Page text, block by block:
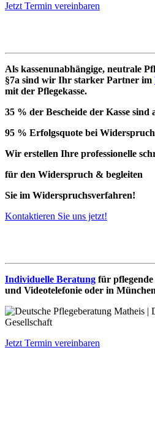
Jetzt Termin vereinbaren
Als kassenunabhängige, neutrale
§7a sind wir Ihr starker Partner im
mit der Pflegekasse.
35 % der Bescheide der Kasse sind
95 % Erfolgsquote bei Widerspruch
Wir erstellen Ihre professionelle
für den Widerspruch & begleiten
Sie im Widerspruchsverfahren!
Kontaktieren Sie uns jetzt!
Individuelle Beratung für
und Videotelefonie oder in
Jetzt Termin vereinbaren